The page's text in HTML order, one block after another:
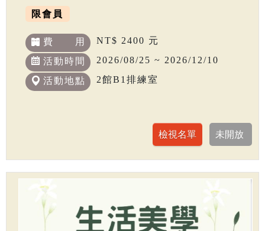
限會員
費 用 NT$ 2400 元
活動時間 2026/08/25 ~ 2026/12/10
活動地點 2館B1排練室